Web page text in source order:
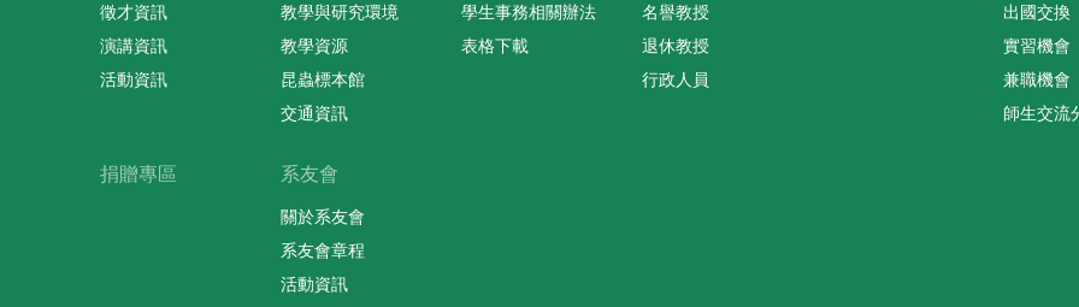
徵才資訊
演講資訊
活動資訊
教學與研究環境
教學資源
昆蟲標本館
交通資訊
學生事務相關辦法
表格下載
名譽教授
退休教授
行政人員
出國交換
實習機會
兼職機會
師生交流
捐贈專區 系友會
關於系友會
系友會章程
活動資訊